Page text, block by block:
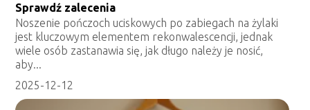
Sprawdź zalecenia
Noszenie pończoch uciskowych po zabiegach na żylaki
jest kluczowym elementem rekonwalescencji, jednak
wiele osób zastanawia się, jak długo należy je nosić,
aby...
2025-12-12